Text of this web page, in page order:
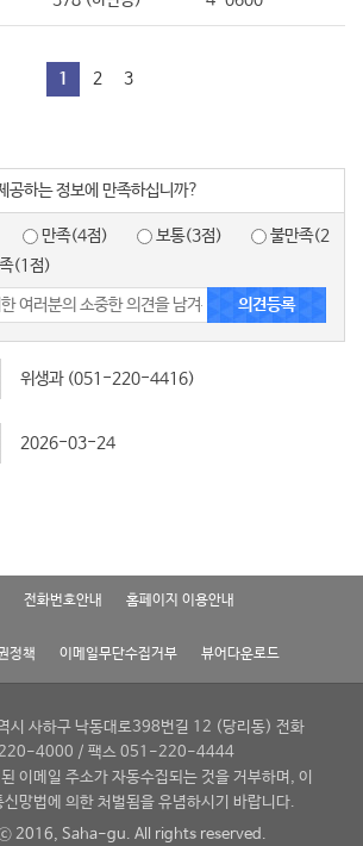
1 2 3
공하는 정보에 만족하십니까?
만족(4점) 보통(3점)
(1점)
위생과 (051-220-4416)
2026-03-24
전화번호안내 홈페이지 이용안내
정책 이메일무단수집거부 뷰어다운로드
시 사하구 낙동대로398번길 12 (당리동) 전화
4000 / 팩스 051-220-4444
이메일 주소가 자동수집되는 것을 거부하며, 이
망법에 의한 처벌됨을 유념하시기 바랍니다.
2016, Saha-gu. All rights reserved.